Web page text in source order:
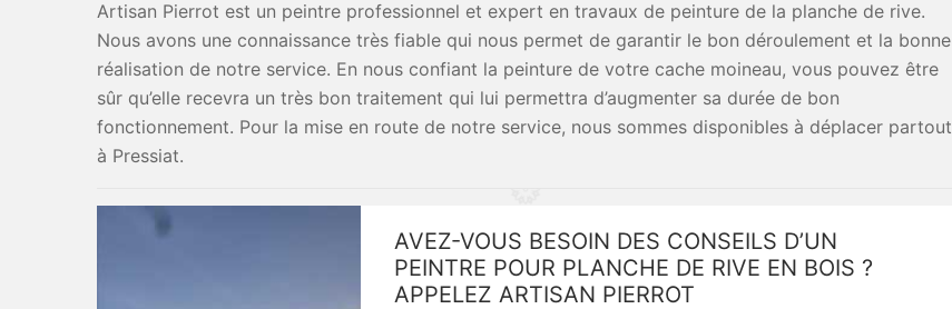
Artisan Pierrot est un peintre professionnel et expert en travaux de peinture de la planche de rive.
Nous avons une connaissance très fiable qui nous permet de garantir le bon déroulement et la bonne
réalisation de notre service. En nous confiant la peinture de votre cache moineau, vous pouvez être
sûr qu’elle recevra un très bon traitement qui lui permettra d’augmenter sa durée de bon
fonctionnement. Pour la mise en route de notre service, nous sommes disponibles à déplacer partout
à Pressiat.
AVEZ-VOUS BESOIN DES CONSEILS D’UN
PEINTRE POUR PLANCHE DE RIVE EN BOIS ?
APPELEZ ARTISAN PIERROT